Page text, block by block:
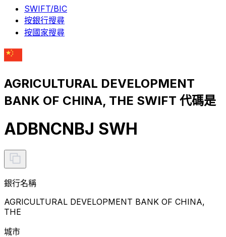
SWIFT/BIC
按銀行搜尋
按國家搜尋
AGRICULTURAL DEVELOPMENT
BANK OF CHINA, THE SWIFT 代碼是
ADBNCNBJ SWH
銀行名稱
AGRICULTURAL DEVELOPMENT BANK OF CHINA,
THE
城市